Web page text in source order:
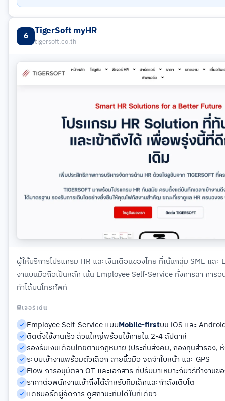
6 TigerSoft myHR
tigersoft.co.th
ผู้ให้บริการโปรแกรม HR และเงินเดือนของไทย ที่เน้นกลุ่ม SME แล
งานบนมือถือเป็นหลัก เน้น Employee Self-Service ทั้งการลา การ
ทำได้บนโทรศัพท์
ฟีเจอร์เด่น
Employee Self-Service แบบMobile-firstบน iOS และ
ติดตั้งใช้งานเร็ว ส่วนใหญ่พร้อมใช้ภายใน 2-4 สัปดาห์
รองรับเงินเดือนไทยตามกฎหมาย (ประกันสังคม, กองทุนสำรอง,
ระบบเข้างานพร้อมตัวเลือก ลายนิ้วมือ จดจำใบหน้า และ GPS
Flow การอนุมัติลา OT และเอกสาร ที่ปรับมาเหมาะกับวิธีทำงานข
ราคาต่อพนักงานเข้าถึงได้สำหรับทีมเล็กและกำลังเติบโต
แดชบอร์ดผู้จัดการ ดูสถานะทีมได้ในที่เดียว